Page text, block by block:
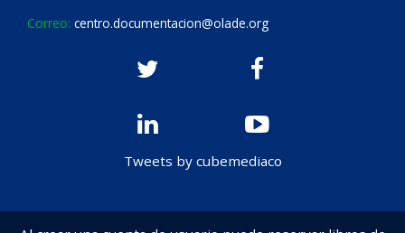
Correo: centro.documentacion@olade.org
Tweets by cubemediaco